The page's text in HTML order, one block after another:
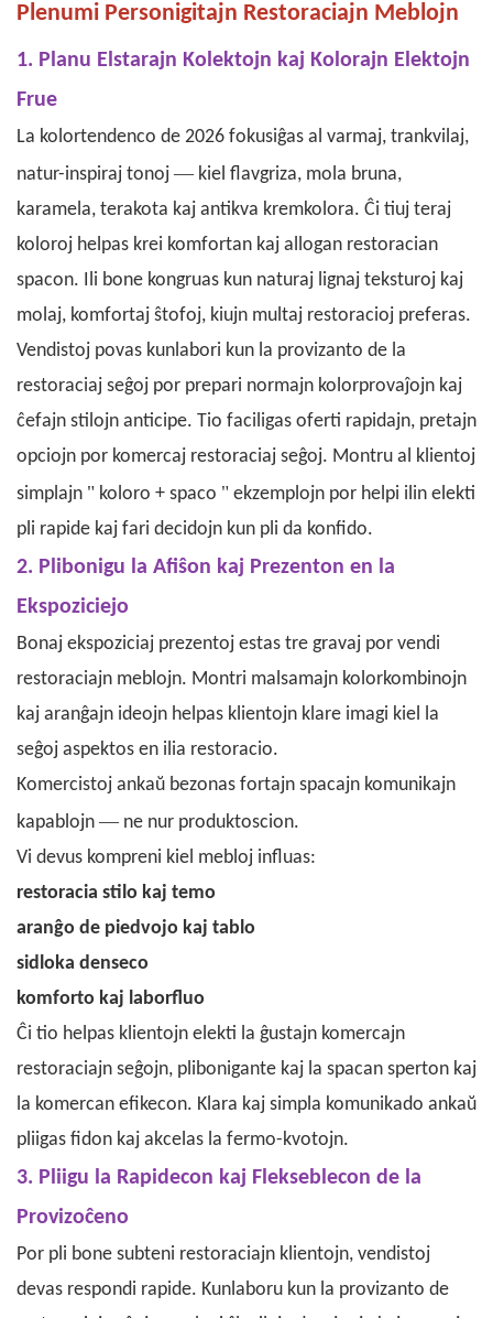
Plenumi Personigitajn Restoraciajn Meblojn
1. Planu Elstarajn Kolektojn kaj Kolorajn Elektojn
Frue
La kolortendenco de 2026 fokusiĝas al varmaj, trankvilaj,
natur-inspiraj tonoj — kiel flavgriza, mola bruna,
karamela, terakota kaj antikva kremkolora. Ĉi tiuj teraj
koloroj helpas krei komfortan kaj allogan restoracian
spacon. Ili bone kongruas kun naturaj lignaj teksturoj kaj
molaj, komfortaj ŝtofoj, kiujn multaj restoracioj preferas.
Vendistoj povas kunlabori kun la provizanto de la
restoraciaj seĝoj por prepari normajn kolorprovaĵojn kaj
ĉefajn stilojn anticipe. Tio faciligas oferti rapidajn, pretajn
opciojn por komercaj restoraciaj seĝoj. Montru al klientoj
simplajn " koloro + spaco " ekzemplojn por helpi ilin elekti
pli rapide kaj fari decidojn kun pli da konfido.
2. Plibonigu la Afiŝon kaj Prezenton en la
Ekspoziciejo
Bonaj ekspoziciaj prezentoj estas tre gravaj por vendi
restoraciajn meblojn. Montri malsamajn kolorkombinojn
kaj aranĝajn ideojn helpas klientojn klare imagi kiel la
seĝoj aspektos en ilia restoracio.
Komercistoj ankaŭ bezonas fortajn spacajn komunikajn
kapablojn — ne nur produktoscion.
Vi devus kompreni kiel mebloj influas:
restoracia stilo kaj temo
aranĝo de piedvojo kaj tablo
sidloka denseco
komforto kaj laborfluo
Ĉi tio helpas klientojn elekti la ĝustajn komercajn
restoraciajn seĝojn, plibonigante kaj la spacan sperton kaj
la komercan efikecon. Klara kaj simpla komunikado ankaŭ
pliigas fidon kaj akcelas la fermo-kvotojn.
3. Pliigu la Rapidecon kaj Flekseblecon de la
Provizoĉeno
Por pli bone subteni restoraciajn klientojn, vendistoj
devas respondi rapide. Kunlaboru kun la provizanto de